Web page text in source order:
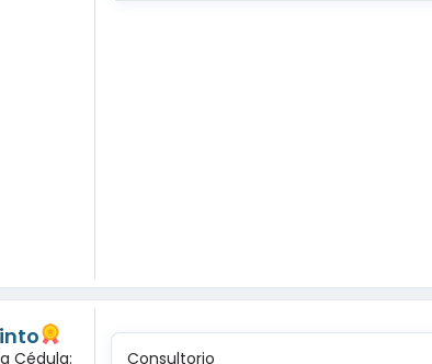
Cédula: Consultorio